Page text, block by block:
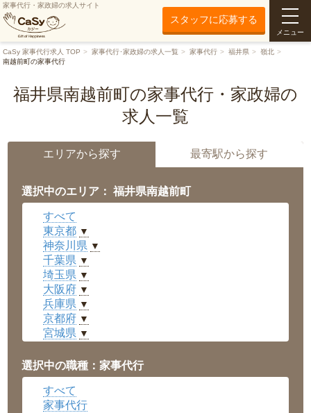
家事代行・家政婦の求人サイト
スタッフに応募する
メニュー
CaSy 家事代行求人 TOP 家事代行･家政婦の求人一覧 家事代行 福井県
嶺北
南越前町の家事代行
福井県南越前町の家事代行・家政婦の
求人一覧
エリアから探す 最寄駅から探す
選択中のエリア： 福井県南越前町
すべて
東京都 ▼
神奈川県 ▼
千葉県 ▼
埼玉県 ▼
大阪府 ▼
兵庫県 ▼
京都府 ▼
宮城県 ▼
福井県 ▼
岡山県 ▼
広島県
沖縄県 ▼
選択中の職種：家事代行
すべて
家事代行